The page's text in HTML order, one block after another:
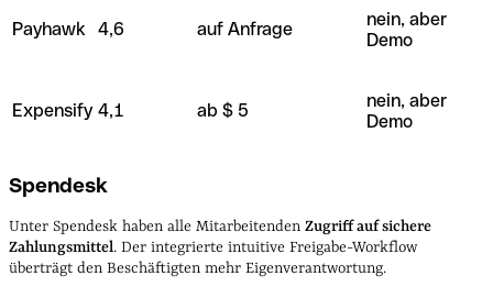
Payhawk 4,6 auf Anfrage
nein, aber
Demo
Expensify 4,1 ab $ 5
nein, aber
Demo
Spendesk
Unter Spendesk haben alle Mitarbeitenden Zugriff auf sichere
Zahlungsmittel. Der integrierte intuitive Freigabe-Workflow
überträgt den Beschäftigten mehr Eigenverantwortung.